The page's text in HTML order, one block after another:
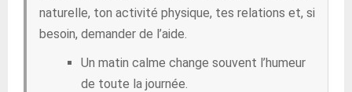
naturelle, ton activité physique, tes relations et, si
besoin, demander de l’aide.
Un matin calme change souvent l’humeur
de toute la journée.